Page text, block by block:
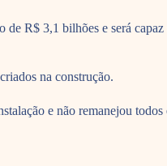
R$ 3,1 bilhões e será
na construção.
e não remanejou